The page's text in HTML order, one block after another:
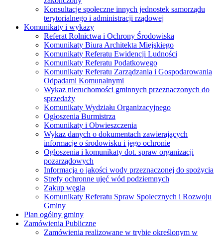
Konsultacje społeczne innych jednostek samorządu
terytorialnego i administracji rządowej
Komunikaty i wykazy
Referat Rolnictwa i Ochrony Środowiska
Komunikaty Biura Architekta Miejskiego
Komunikaty Referatu Ewidencji Ludności
Komunikaty Referatu Podatkowego
Komunikaty Referatu Zarządzania i Gospodarowania
Odpadami Komunalnymi
Wykaz nieruchomości gminnych przeznaczonych do
sprzedaży
Komunikaty Wydziału Organizacyjnego
Ogłoszenia Burmistrza
Komunikaty i Obwieszczenia
Wykaz danych o dokumentach zawierających
informacje o środowisku i jego ochronie
Ogłoszenia i komunikaty dot. spraw organizacji
pozarządowych
Informacja o jakości wody przeznaczonej do spożycia
Strefy ochronne ujęć wód podziemnych
Zakup węgla
Komunikaty Referatu Spraw Spolecznych i Rozwoju
Gminy
Plan ogólny gminy
Zamówienia Publiczne
Zamówienia realizowane w trybie określonym w